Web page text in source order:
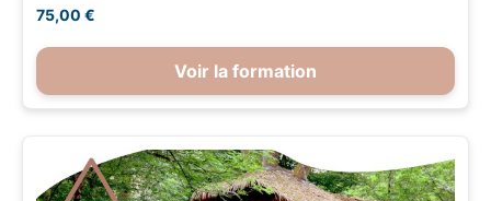
75,00 €
Voir la formation